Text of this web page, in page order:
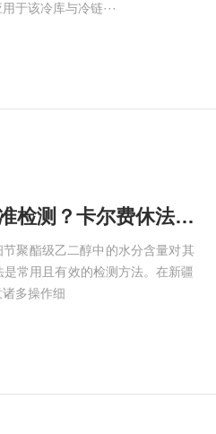
于该冷库与冷链···
兴宁聚酯级乙二醇中的水分如何精准检测？卡尔费休法操作细节
聚酯级乙二醇中的水分含量对其
常用且有效的检测方法。在新疆
多操作细